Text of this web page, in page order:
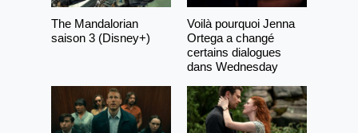
The Mandalorian
saison 3 (Disney+)
Voilà pourquoi Jenna
Ortega a changé
certains dialogues
dans Wednesday